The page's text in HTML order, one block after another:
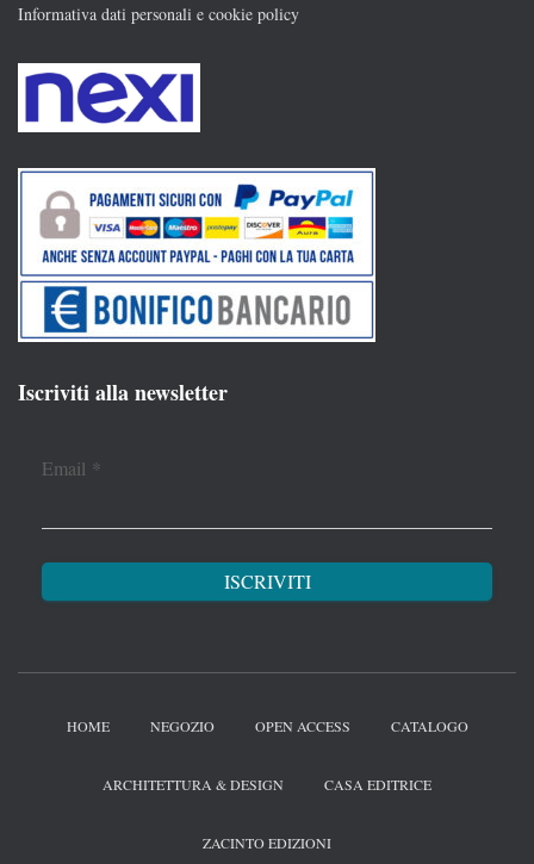
Informativa dati personali e cookie policy
Iscriviti alla newsletter
Email *
HOME NEGOZIO OPEN ACCESS CATALOGO
ARCHITETTURA & DESIGN CASA EDITRICE
ZACINTO EDIZIONI